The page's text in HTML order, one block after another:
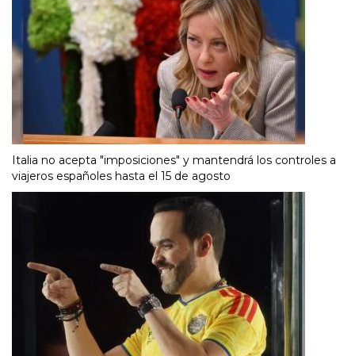
Italia no acepta "imposiciones" y mantendrá los controles a
viajeros españoles hasta el 15 de agosto